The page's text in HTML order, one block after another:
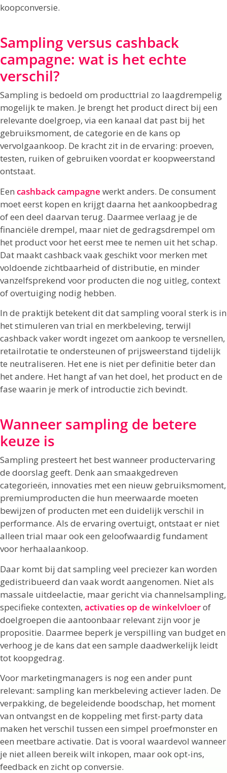
koopconversie.
Sampling versus cashback
campagne: wat is het echte
verschil?
Sampling is bedoeld om producttrial zo laagdrempelig
mogelijk te maken. Je brengt het product direct bij een
relevante doelgroep, via een kanaal dat past bij het
gebruiksmoment, de categorie en de kans op
vervolgaankoop. De kracht zit in de ervaring: proeven,
testen, ruiken of gebruiken voordat er koopweerstand
ontstaat.
Een cashback campagne werkt anders. De consument
moet eerst kopen en krijgt daarna het aankoopbedrag
of een deel daarvan terug. Daarmee verlaag je de
financiële drempel, maar niet de gedragsdrempel om
het product voor het eerst mee te nemen uit het schap.
Dat maakt cashback vaak geschikt voor merken met
voldoende zichtbaarheid of distributie, en minder
vanzelfsprekend voor producten die nog uitleg, context
of overtuiging nodig hebben.
In de praktijk betekent dit dat sampling vooral sterk is in
het stimuleren van trial en merkbeleving, terwijl
cashback vaker wordt ingezet om aankoop te versnellen,
retailrotatie te ondersteunen of prijsweerstand tijdelijk
te neutraliseren. Het ene is niet per definitie beter dan
het andere. Het hangt af van het doel, het product en de
fase waarin je merk of introductie zich bevindt.
Wanneer sampling de betere
keuze is
Sampling presteert het best wanneer productervaring
de doorslag geeft. Denk aan smaakgedreven
categorieën, innovaties met een nieuw gebruiksmoment,
premiumproducten die hun meerwaarde moeten
bewijzen of producten met een duidelijk verschil in
performance. Als de ervaring overtuigt, ontstaat er niet
alleen trial maar ook een geloofwaardig fundament
voor herhaalaankoop.
Daar komt bij dat sampling veel preciezer kan worden
gedistribueerd dan vaak wordt aangenomen. Niet als
massale uitdeelactie, maar gericht via channelsampling,
specifieke contexten, activaties op de winkelvloerof
doelgroepen die aantoonbaar relevant zijn voor je
propositie. Daarmee beperk je verspilling van budget en
verhoog je de kans dat een sample daadwerkelijk leidt
tot koopgedrag.
Voor marketingmanagers is nog een ander punt
relevant: sampling kan merkbeleving actiever laden. De
verpakking, de begeleidende boodschap, het moment
van ontvangst en de koppeling met first-party data
maken het verschil tussen een simpel proefmonster en
een meetbare activatie. Dat is vooral waardevol wanneer
je niet alleen bereik wilt inkopen, maar ook opt-ins,
feedback en zicht op conversie.